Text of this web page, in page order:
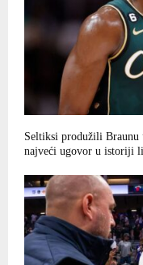
Seltiksi produžili Braunu
najveći ugovor u istoriji